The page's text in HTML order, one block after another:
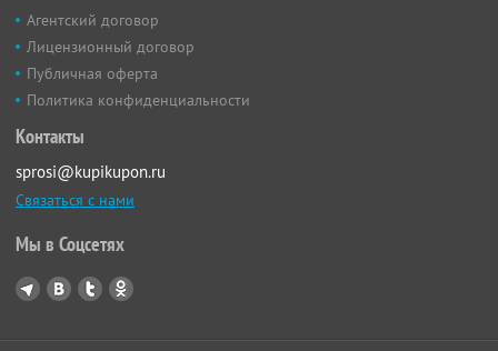
Агентский договор
Лицензионный договор
Публичная оферта
Политика конфиденциальности
Контакты
sprosi@kupikupon.ru
Связаться с нами
Мы в Соцсетях